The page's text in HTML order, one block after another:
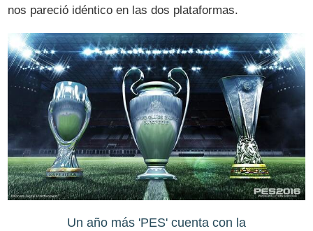
nos pareció idéntico en las dos plataformas.
Un año más 'PES' cuenta con la